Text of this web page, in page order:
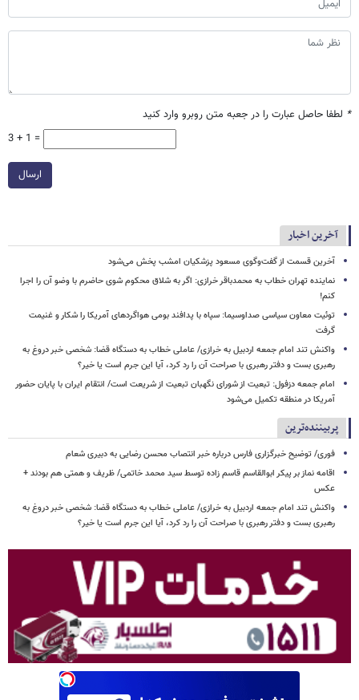
* لطفا حاصل عبارت را در جعبه متن روبرو وارد کنید
3 + 1 =
ارسال
آخرین اخبار
آخرین قسمت از گفت‌وگوی مسعود پزشکیان امشب پخش می‌شود
نماینده تهران خطاب به محمدباقر خرازی: اگر به شلاق محکوم شوی حاضرم با وضو آن را اجرا
کنم!
توئیت معاون سیاسی صداوسیما: سپاه با پدافند بومی هواگردهای آمریکا را شکار و غنیمت
گرفت
واکنش تند امام جمعه اردبیل به خرازی/ عاملی خطاب به دستگاه قضا: شخصی خبر دروغ به
رهبری بست و دفتر رهبری با صراحت آن را رد کرد، آیا این جرم است یا خیر؟
امام جمعه دزفول: تبعیت از شورای نگهبان تبعیت از شریعت است/ انتقام ایران با پایان حضور
آمریکا در منطقه تکمیل می‌شود
پربیننده‌ترین
فوری/ توضیح خبرگزاری فارس درباره خبر انتصاب محسن رضایی به دبیری شعام
اقامه نماز بر پیکر ابوالقاسم قاسم زاده توسط سید محمد خاتمی/ ظریف و همتی هم بودند +
عکس
واکنش تند امام جمعه اردبیل به خرازی/ عاملی خطاب به دستگاه قضا: شخصی خبر دروغ به
رهبری بست و دفتر رهبری با صراحت آن را رد کرد، آیا این جرم است یا خیر؟